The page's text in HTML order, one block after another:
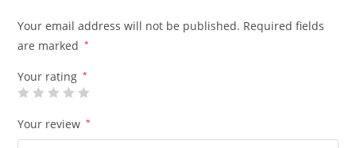
Your email address will not be published. Required fields
are marked
*
Your rating *
Your review *